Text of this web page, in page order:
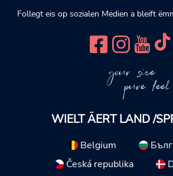
Follegt eis op sozialen Medien a bleift
your size
pure feel
WIELT ÄERT LAND /
Belgium
Česká republika